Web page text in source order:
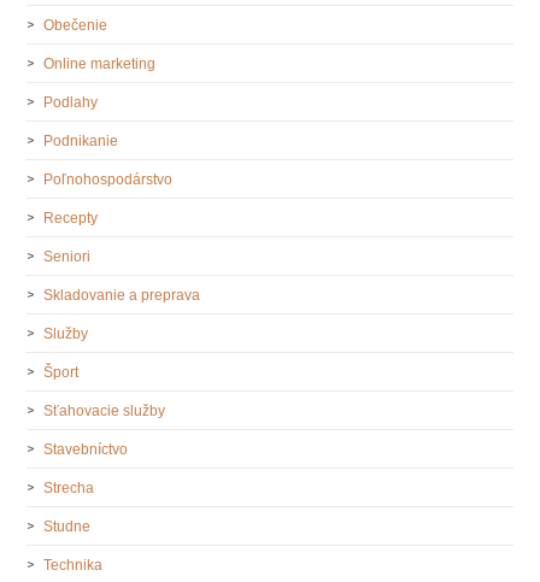
Obečenie
Online marketing
Podlahy
Podnikanie
Poľnohospodárstvo
Recepty
Seniori
Skladovanie a preprava
Služby
Šport
Sťahovacie služby
Stavebníctvo
Strecha
Studne
Technika